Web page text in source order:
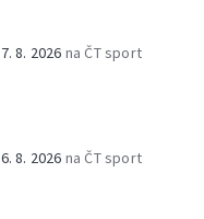
7. 8. 2026 na ČT sport
6. 8. 2026 na ČT sport